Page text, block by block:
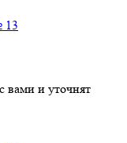
13
вами и уточнят